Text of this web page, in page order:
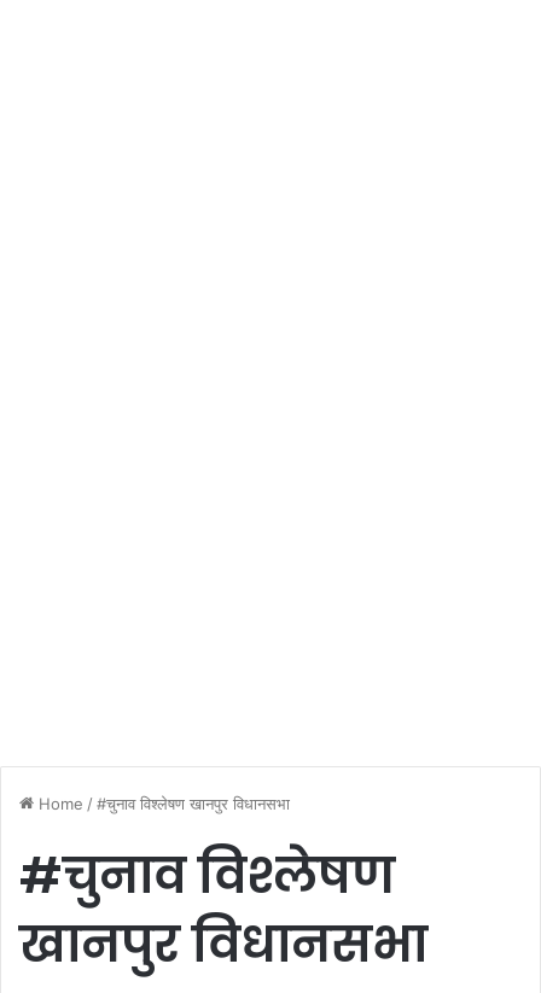
Home /#चुनाव विश्लेषण खानपुर विधानसभा
#चुनाव विश्लेषण
खानपुर विधानसभा